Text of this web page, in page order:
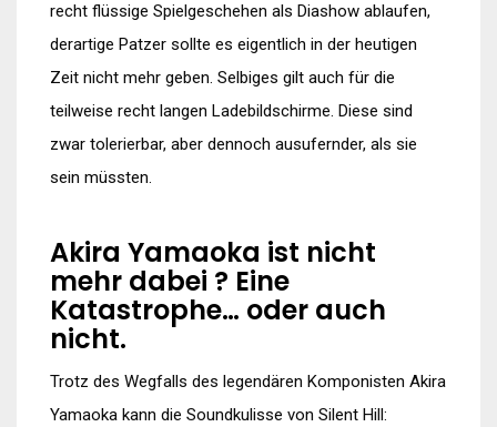
recht flüssige Spielgeschehen als Diashow ablaufen,
derartige Patzer sollte es eigentlich in der heutigen
Zeit nicht mehr geben. Selbiges gilt auch für die
teilweise recht langen Ladebildschirme. Diese sind
zwar tolerierbar, aber dennoch ausufernder, als sie
sein müssten.
Akira Yamaoka ist nicht
mehr dabei ? Eine
Katastrophe… oder auch
nicht.
Trotz des Wegfalls des legendären Komponisten Akira
Yamaoka kann die Soundkulisse von Silent Hill: